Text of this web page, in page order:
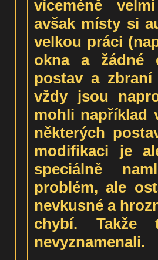
víceméně
avšak místy si
velkou práci
okna a žádné
postav a
vždy jsou
mohli například
některých
modifikaci je
speciálně
problém, ale
nevkusné a
chybí.
nevyznamenali.